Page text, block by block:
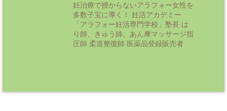
妊治療で授からないアラフォー女性を
多数子宝に導く！ 妊活アカデミー
「アラフォー妊活専門学校」塾長 は
り師、きゅう師、あん摩マッサージ指
圧師 柔道整復師 医薬品登録販売者